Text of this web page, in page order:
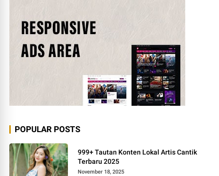
POPULAR POSTS
999+ Tautan Konten Lokal Artis Cantik
Terbaru 2025
November 18, 2025